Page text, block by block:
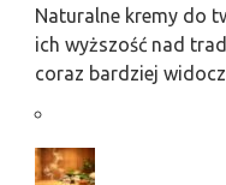
Naturalne kremy do
ich wyższość nad
coraz bardziej